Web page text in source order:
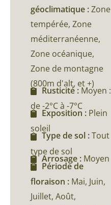
géoclimatique :Zone
tempérée, Zone
méditerranéenne,
Zone océanique,
Zone de montagne
(800m d'alt, et +)
Rusticité : Moyen :
de -2°C à -7°C
Exposition : Plein
soleil
Type de sol :Tout
type de sol
Arrosage : Moyen
Période de
floraison : Mai, Juin,
Juillet, Août,